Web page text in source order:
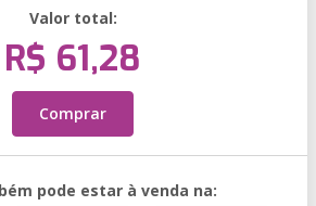
Valor total:
R$ 61,28
Comprar
pode estar à venda na: